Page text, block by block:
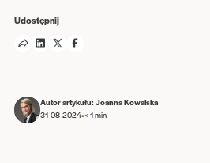
Udostępnij
Autor artykułu: Joanna Kowalska
31-08-2024•< 1min